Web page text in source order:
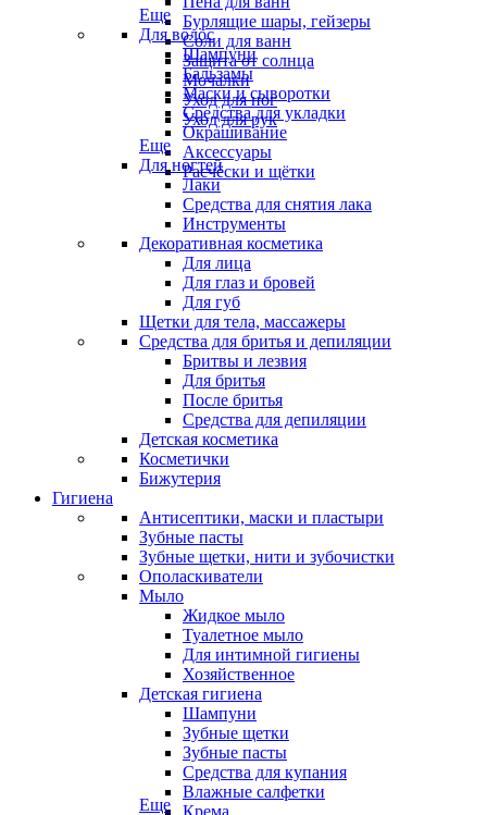
Бурлящие шары, гейзеры
Соли для ванн
Защита от солнца
Мочалки
Уход для ног
Уход для рук
Еще
Для волос
Шампуни
Бальзамы
Маски и сыворотки
Средства для укладки
Окрашивание
Аксессуары
Расчёски и щётки
Еще
Для ногтей
Лаки
Средства для снятия лака
Инструменты
Декоративная косметика
Для лица
Для глаз и бровей
Для губ
Щетки для тела, массажеры
Средства для бритья и депиляции
Бритвы и лезвия
Для бритья
После бритья
Средства для депиляции
Детская косметика
Косметички
Бижутерия
Гигиена
Антисептики, маски и пластыри
Зубные пасты
Зубные щетки, нити и зубочистки
Ополаскиватели
Мыло
Жидкое мыло
Туалетное мыло
Для интимной гигиены
Хозяйственное
Детская гигиена
Шампуни
Зубные щетки
Зубные пасты
Средства для купания
Влажные салфетки
Крема
Еще